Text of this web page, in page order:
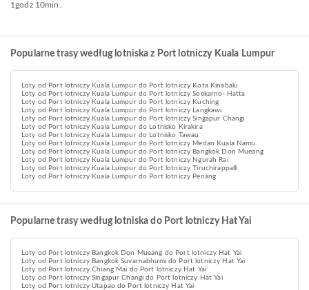
1godz 10min.
Popularne trasy według lotniska z Port lotniczy Kuala Lumpur
Loty od Port lotniczy Kuala Lumpur do Port lotniczy Kota Kinabalu
Loty od Port lotniczy Kuala Lumpur do Port lotniczy Soekarno–Hatta
Loty od Port lotniczy Kuala Lumpur do Port lotniczy Kuching
Loty od Port lotniczy Kuala Lumpur do Port lotniczy Langkawi
Loty od Port lotniczy Kuala Lumpur do Port lotniczy Singapur Changi
Loty od Port lotniczy Kuala Lumpur do Lotnisko Kirakira
Loty od Port lotniczy Kuala Lumpur do Lotnisko Tawau
Loty od Port lotniczy Kuala Lumpur do Port lotniczy Medan Kuala Namu
Loty od Port lotniczy Kuala Lumpur do Port lotniczy Bangkok Don Mueang
Loty od Port lotniczy Kuala Lumpur do Port lotniczy Ngurah Rai
Loty od Port lotniczy Kuala Lumpur do Port lotniczy Tiruchirappalli
Loty od Port lotniczy Kuala Lumpur do Port lotniczy Penang
Popularne trasy według lotniska do Port lotniczy Hat Yai
Loty od Port lotniczy Bangkok Don Mueang do Port lotniczy Hat Yai
Loty od Port lotniczy Bangkok Suvarnabhumi do Port lotniczy Hat Yai
Loty od Port lotniczy Chiang Mai do Port lotniczy Hat Yai
Loty od Port lotniczy Singapur Changi do Port lotniczy Hat Yai
Loty od Port lotniczy Utapao do Port lotniczy Hat Yai